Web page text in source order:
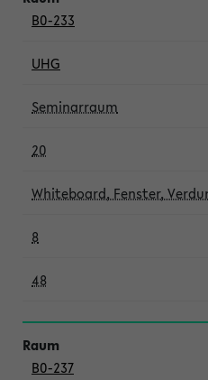
B0-233
UHG
Seminarraum
20
Whiteboard, Fenster,
8
48
B0-237